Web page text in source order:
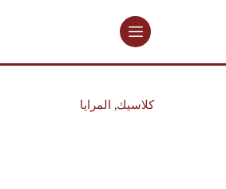
كلاسيك, المرايا